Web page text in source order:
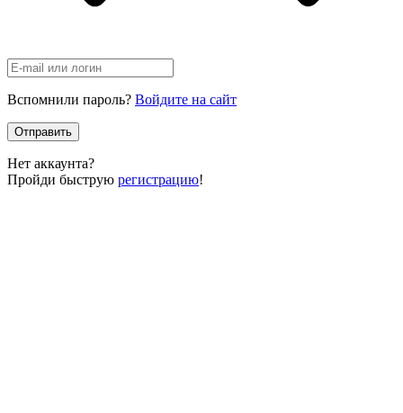
Вспомнили пароль? Войдите на сайт
Отправить
Нет аккаунта?
Пройди быструю регистрацию!